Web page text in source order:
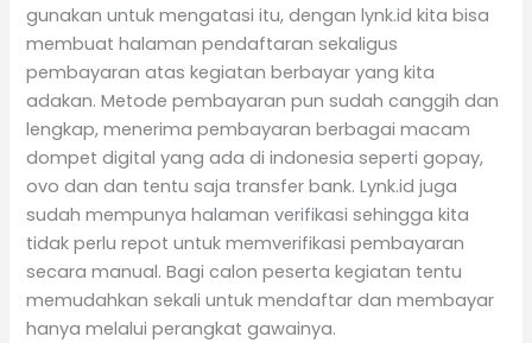
gunakan untuk mengatasi itu, dengan lynk.id kita bisa
membuat halaman pendaftaran sekaligus
pembayaran atas kegiatan berbayar yang kita
adakan. Metode pembayaran pun sudah canggih dan
lengkap, menerima pembayaran berbagai macam
dompet digital yang ada di indonesia seperti gopay,
ovo dan dan tentu saja transfer bank. Lynk.id juga
sudah mempunya halaman verifikasi sehingga kita
tidak perlu repot untuk memverifikasi pembayaran
secara manual. Bagi calon peserta kegiatan tentu
memudahkan sekali untuk mendaftar dan membayar
hanya melalui perangkat gawainya.